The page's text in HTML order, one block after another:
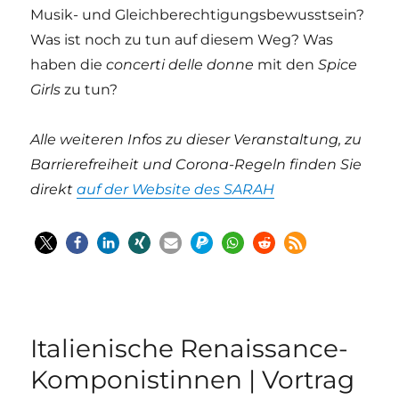
Musik- und Gleichberechtigungsbewusstsein?
Was ist noch zu tun auf diesem Weg? Was
haben dieconcerti delle donne mit denSpice
Girls zu tun?
Alle weiteren Infos zu dieser Veranstaltung, zu
Barrierefreiheit und Corona-Regeln finden Sie
direktauf der Website des SARAH
Italienische Renaissance-
Komponistinnen | Vortrag